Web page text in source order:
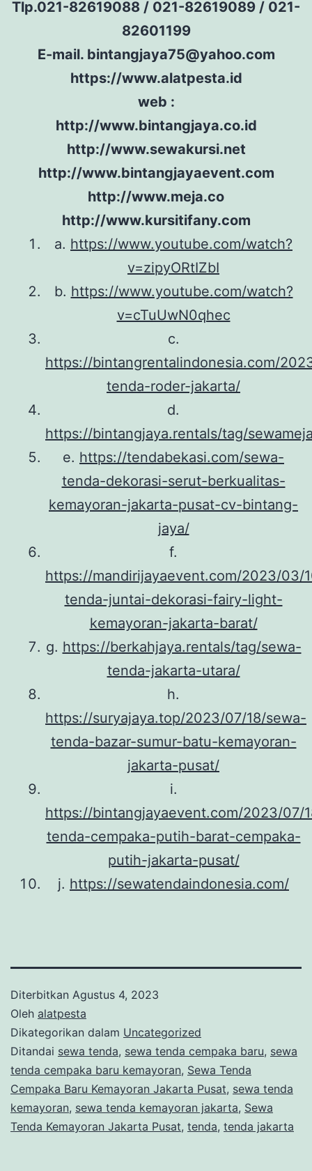
Tlp.021-82619088 / 021-82619089 / 021-
82601199
E-mail. bintangjaya75@yahoo.com
https://www.alatpesta.id
web :
http://www.bintangjaya.co.id
http://www.sewakursi.net
http://www.bintangjayaevent.com
http://www.meja.co
http://www.kursitifany.com
a. https://www.youtube.com/watch?
v=zipyORtIZbI
b. https://www.youtube.com/watch?
v=cTuUwN0qhec
c.
https://bintangrentalindonesia.com/
tenda-roder-jakarta/
d.
https://bintangjaya.rentals/tag/
e. https://tendabekasi.com/sewa-
tenda-dekorasi-serut-berkualitas-
kemayoran-jakarta-pusat-cv-bintang-
jaya/
f.
https://mandirijayaevent.com/2023/03/
tenda-juntai-dekorasi-fairy-light-
kemayoran-jakarta-barat/
g. https://berkahjaya.rentals/tag/sewa-
tenda-jakarta-utara/
h.
https://suryajaya.top/2023/07/18/sewa-
tenda-bazar-sumur-batu-kemayoran-
jakarta-pusat/
i.
https://bintangjayaevent.com/2023/07/
tenda-cempaka-putih-barat-cempaka-
putih-jakarta-pusat/
j. https://sewatendaindonesia.com/
Diterbitkan Agustus 4, 2023
Oleh alatpesta
Dikategorikan dalam Uncategorized
Ditandai sewa tenda, sewa tenda cempaka baru, sewa
tenda cempaka baru kemayoran, Sewa Tenda
Cempaka Baru Kemayoran Jakarta Pusat, sewa tenda
kemayoran, sewa tenda kemayoran jakarta, Sewa
Tenda Kemayoran Jakarta Pusat, tenda, tenda jakarta